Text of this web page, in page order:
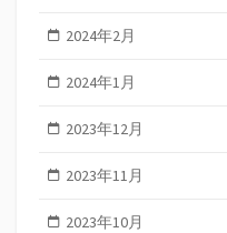
2024年2月
2024年1月
2023年12月
2023年11月
2023年10月